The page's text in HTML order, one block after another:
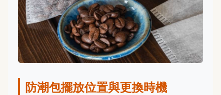
防潮包擺放位置與更換時機